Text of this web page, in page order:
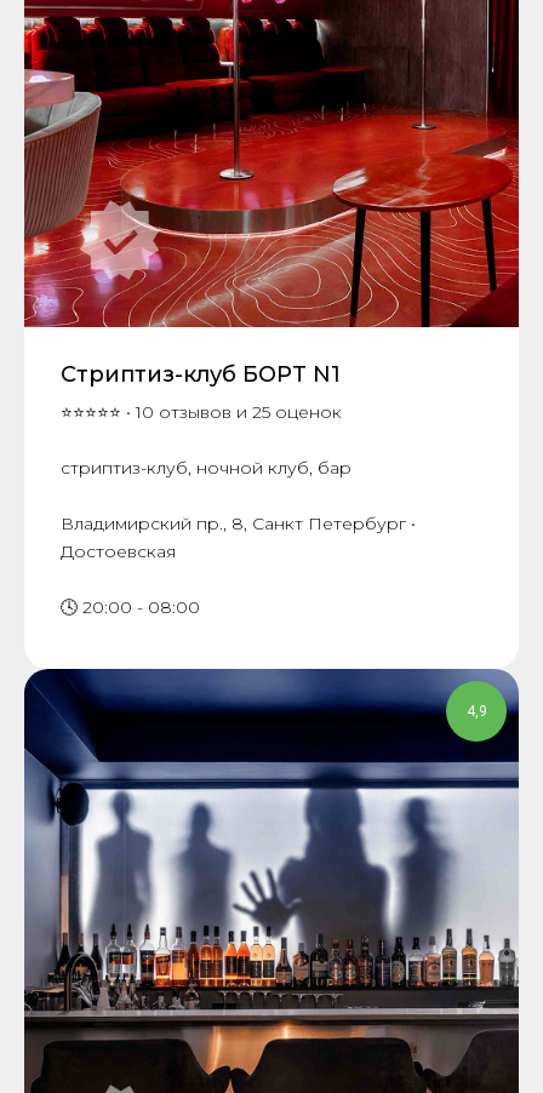
Стриптиз-клуб БOРT N1
⭐⭐⭐⭐⭐ • 10 отзывов и 25 оценок
стриптиз-клуб, ночной клуб, бар
Владимирский пр., 8, Санкт Петербург •
Достоевская
🕓 20:00 - 08:00
4,9